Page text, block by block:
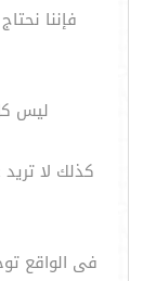
فإننا
ليس
كذلك لا
فى الواقع